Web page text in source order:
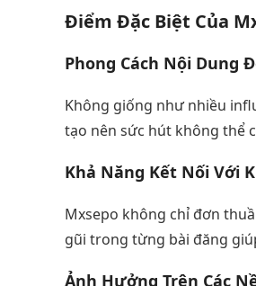
Điểm Đặc Biệt Của
Phong Cách Nội Dung
Không giống như nhiều
tạo nên sức hút không thể
Khả Năng Kết Nối Với
Mxsepo không chỉ đơn
gũi trong từng bài đăng
Ảnh Hưởng Trên Các